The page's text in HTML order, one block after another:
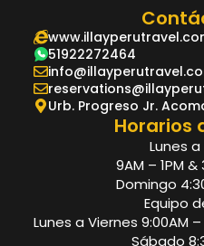
51922272464
Urb. Progreso Jr.
Horarios
Lunes
9AM – 1PM &
Domingo
Equipo
Lunes a Viernes 9:00AM –
Sábado